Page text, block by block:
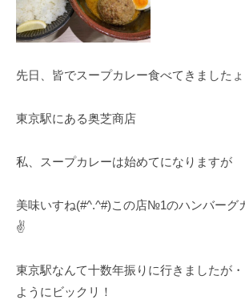
g
a
先日、皆でスープカレー食べてきましたょ
東京駅にある奥芝商店
私、スープカレーは始めてになりますが
美味いすね(#^.^#)この店№1のハンバーグ
✌
東京駅なんて十数年振りに行きましたが
ようにビックリ！